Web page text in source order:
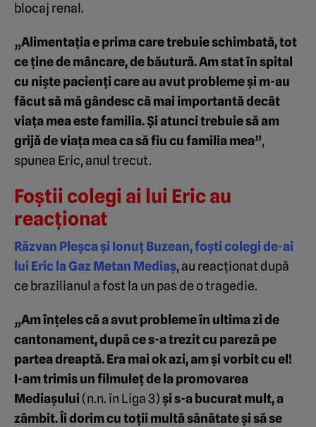
blocaj renal.
„Alimentația e prima care trebuie schimbată, tot
ce ține de mâncare, de băutură. Am stat în spital
cu niște pacienți care au avut probleme și m-au
făcut să mă gândesc că mai importantă decât
viața mea este familia. Și atunci trebuie să am
grijă de viața mea ca să fiu cu familia mea”,
spunea Eric, anul trecut.
Foștii colegi ai lui Eric au
reacționat
Răzvan Pleșca și Ionuț Buzean, foști colegi de-ai
lui Eric la Gaz Metan Mediaș, au reacționat după
ce brazilianul a fost la un pas de o tragedie.
„Am înțeles că a avut probleme în ultima zi de
cantonament, după ce s-a trezit cu pareză pe
partea dreaptă. Era mai ok azi, am și vorbit cu el!
I-am trimis un filmuleț de la promovarea
Mediașului(n.n. în Liga 3)și s-a bucurat mult, a
zâmbit. Îi dorim cu toții multă sănătate și să se